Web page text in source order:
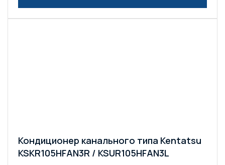
Кондиционер канального типа Kentatsu
KSKR105HFAN3R / KSUR105HFAN3L